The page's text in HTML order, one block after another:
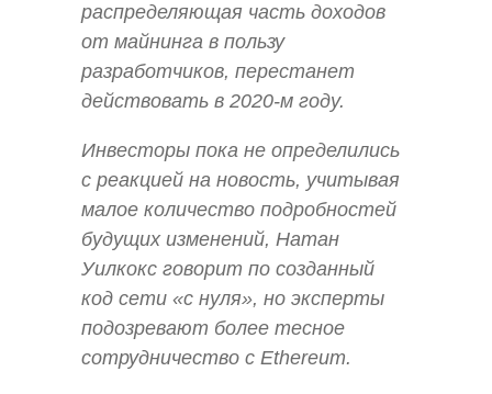
распределяющая часть доходов
от майнинга в пользу
разработчиков, перестанет
действовать в 2020-м году.
Инвесторы пока не определились
с реакцией на новость, учитывая
малое количество подробностей
будущих изменений, Натан
Уилкокс говорит по созданный
код сети «с нуля», но эксперты
подозревают более тесное
сотрудничество с Ethereum.